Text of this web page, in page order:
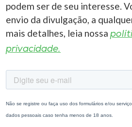
podem ser de seu interesse.
envio da divulgação, a
mais detalhes, leia nossa
privacidade.